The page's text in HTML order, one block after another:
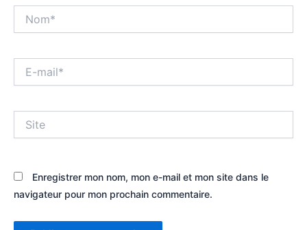
mail*
Enregistrer mon nom, mon e-mail et mon site dans le
navigateur pour mon prochain commentaire.